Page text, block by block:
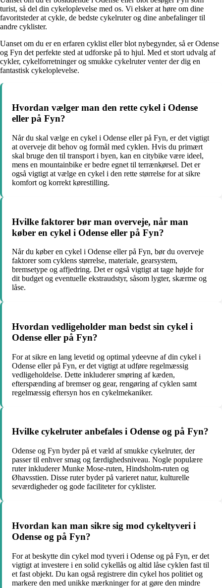
turist, så del din cykeloplevelse med os. Vi elsker at høre om dine
favoritsteder at cykle, de bedste cykelruter og dine anbefalinger til
andre cyklister.
Uanset om du er en erfaren cyklist eller blot nybegynder, så er Odense
og Fyn det perfekte sted at udforske på to hjul. Med et stort udvalg af
cykler, cykelforretninger og smukke cykelruter venter der dig en
fantastisk cykeloplevelse.
Hvordan vælger man den rette cykel i Odense
eller på Fyn?
Når du skal vælge en cykel i Odense eller på Fyn, er det vigtigt
at overveje dit behov og formål med cyklen. Hvis du primært
skal bruge den til transport i byen, kan en citybike være ideel,
mens en mountainbike er bedre egnet til terrænkørsel. Det er
også vigtigt at vælge en cykel i den rette størrelse for at sikre
komfort og korrekt kørestilling.
Hvilke faktorer bør man overveje, når man
køber en cykel i Odense eller på Fyn?
Når du køber en cykel i Odense eller på Fyn, bør du overveje
faktorer som cyklens størrelse, materiale, gearsystem,
bremsetype og affjedring. Det er også vigtigt at tage højde for
dit budget og eventuelle ekstraudstyr, såsom lygter, skærme og
låse.
Hvordan vedligeholder man bedst sin cykel i
Odense eller på Fyn?
For at sikre en lang levetid og optimal ydeevne af din cykel i
Odense eller på Fyn, er det vigtigt at udføre regelmæssig
vedligeholdelse. Dette inkluderer smøring af kæden,
efterspænding af bremser og gear, rengøring af cyklen samt
regelmæssig eftersyn hos en cykelmekaniker.
Hvilke cykelruter anbefales i Odense og på Fyn?
Odense og Fyn byder på et væld af smukke cykelruter, der
passer til enhver smag og færdighedsniveau. Nogle populære
ruter inkluderer Munke Mose-ruten, Hindsholm-ruten og
Øhavsstien. Disse ruter byder på varieret natur, kulturelle
seværdigheder og gode faciliteter for cyklister.
Hvordan kan man sikre sig mod cykeltyveri i
Odense og på Fyn?
For at beskytte din cykel mod tyveri i Odense og på Fyn, er det
vigtigt at investere i en solid cykellås og altid låse cyklen fast til
et fast objekt. Du kan også registrere din cykel hos politiet og
markere den med unikke mærkninger for at gøre den mindre